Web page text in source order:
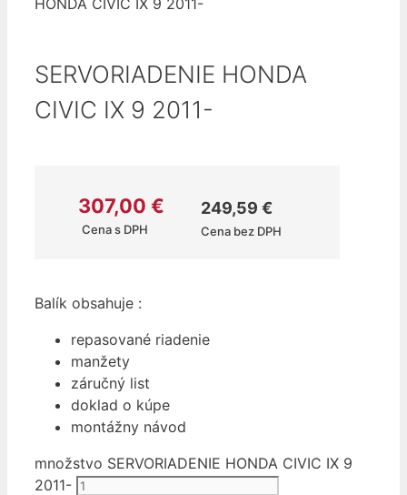
HONDA CIVIC IX 9 2011-
SERVORIADENIE HONDA
CIVIC IX 9 2011-
307,00 €
Cena s DPH
249,59 €
Cena bez DPH
Balík obsahuje :
repasované riadenie
manžety
záručný list
doklad o kúpe
montážny návod
množstvo SERVORIADENIE HONDA CIVIC IX 9
2011-